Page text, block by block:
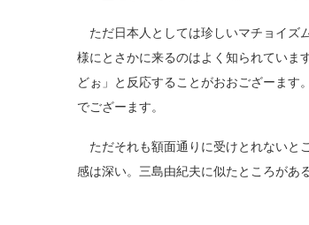
ただ日本人としては珍しいマチョイズ
様にとさかに来るのはよく知られていま
どぉ」と反応することがおおござーます
でござーます。
ただそれも額面通りに受けとれないと
感は深い。三島由紀夫に似たところがあ